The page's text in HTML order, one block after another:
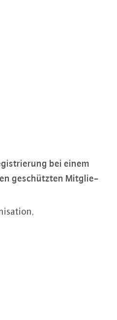
bei einem
ge­schütz­ten Mit­glie­